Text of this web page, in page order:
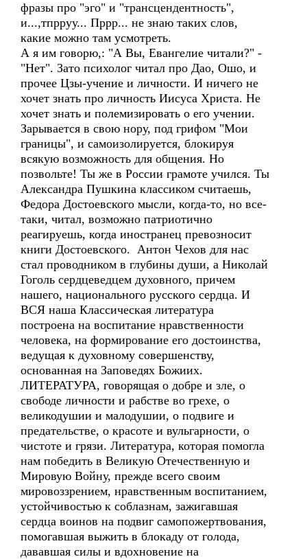
фразы про "эго" и "трансцендентность",
и...,тпрруу... Пррр... не знаю таких слов,
какие можно там усмотреть.
А я им говорю,: "А Вы, Евангелие читали?" -
"Нет". Зато психолог читал про Дао, Ошо, и
прочее Цзы-учение и личности. И ничего не
хочет знать про личность Иисуса Христа. Не
хочет знать и полемизировать о его учении.
Зарывается в свою нору, под грифом "Мои
границы", и самоизолируется, блокируя
всякую возможность для общения. Но
позвольте! Ты же в России грамоте учился. Ты
Александра Пушкина классиком считаешь,
Федора Достоевского мысли, когда-то, но все-
таки, читал, возможно патриотично
реагируешь, когда иностранец превозносит
книги Достоевского. Антон Чехов для нас
стал проводником в глубины души, а Николай
Гоголь сердцеведцем духовного, причем
нашего, национального русского сердца. И
ВСЯ наша Классическая литература
построена на воспитание нравственности
человека, на формирование его достоинства,
ведущая к духовному совершенству,
основанная на Заповедях Божиих.
ЛИТЕРАТУРА, говорящая о добре и зле, о
свободе личности и рабстве во грехе, о
великодушии и малодушии, о подвиге и
предательстве, о красоте и вульгарности, о
чистоте и грязи. Литература, которая помогла
нам победить в Великую Отечественную и
Мировую Войну, прежде всего своим
мировоззрением, нравственным воспитанием,
устойчивостью к соблазнам, зажигавшая
сердца воинов на подвиг самопожертвования,
помогавшая выжить в блокаду от голода,
дававшая силы и вдохновение на